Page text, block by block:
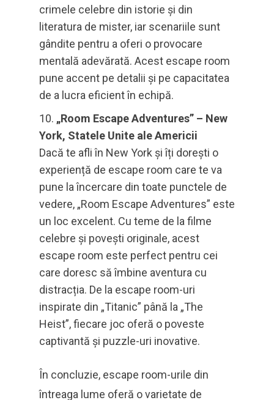
crimele celebre din istorie și din
literatura de mister, iar scenariile sunt
gândite pentru a oferi o provocare
mentală adevărată. Acest escape room
pune accent pe detalii și pe capacitatea
de a lucra eficient în echipă.
„Room Escape Adventures” – New
York, Statele Unite ale Americii
Dacă te afli în New York și îți dorești o
experiență de escape room care te va
pune la încercare din toate punctele de
vedere, „Room Escape Adventures” este
un loc excelent. Cu teme de la filme
celebre și povești originale, acest
escape room este perfect pentru cei
care doresc să îmbine aventura cu
distracția. De la escape room-uri
inspirate din „Titanic” până la „The
Heist”, fiecare joc oferă o poveste
captivantă și puzzle-uri inovative.
În concluzie, escape room-urile din
întreaga lume oferă o varietate de